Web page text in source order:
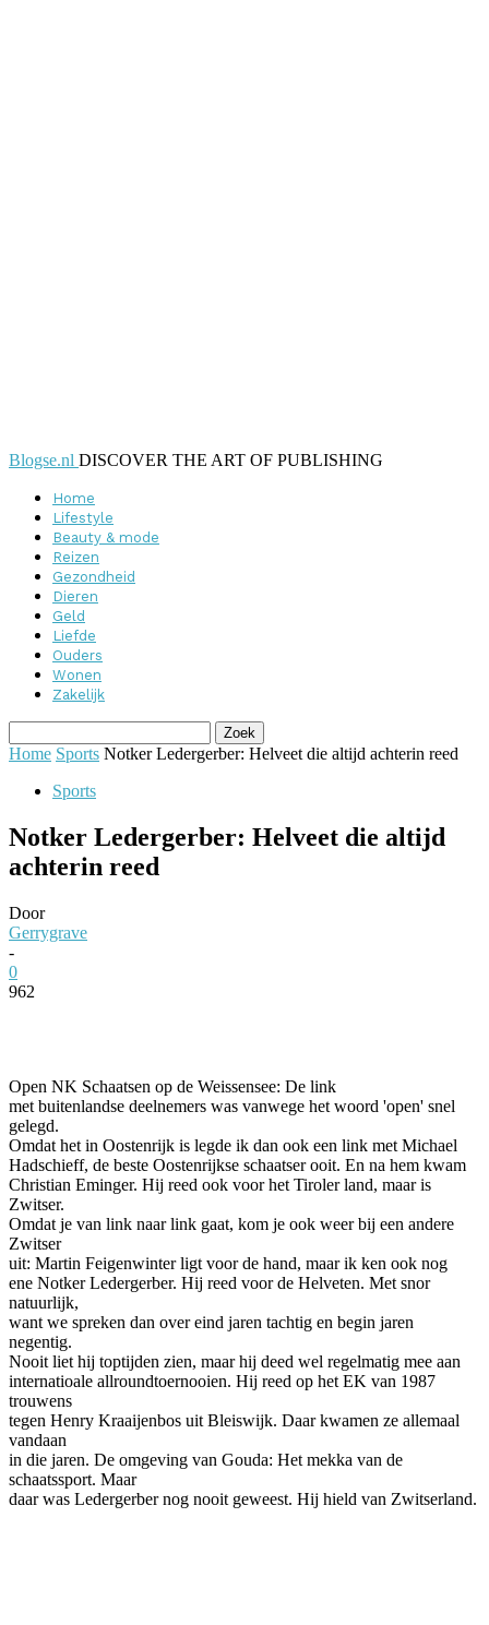
Blogse.nl DISCOVER THE ART OF PUBLISHING
Home
Lifestyle
Beauty & mode
Reizen
Gezondheid
Dieren
Geld
Liefde
Ouders
Wonen
Zakelijk
Home Sports Notker Ledergerber: Helveet die altijd achterin reed
Sports
Notker Ledergerber: Helveet die altijd
achterin reed
Door
Gerrygrave
-
0
962
Open NK Schaatsen op de Weissensee: De link
met buitenlandse deelnemers was vanwege het woord 'open' snel
gelegd.
Omdat het in Oostenrijk is legde ik dan ook een link met Michael
Hadschieff, de beste Oostenrijkse schaatser ooit. En na hem kwam
Christian Eminger. Hij reed ook voor het Tiroler land, maar is
Zwitser.
Omdat je van link naar link gaat, kom je ook weer bij een andere
Zwitser
uit: Martin Feigenwinter ligt voor de hand, maar ik ken ook nog
ene Notker Ledergerber. Hij reed voor de Helveten. Met snor
natuurlijk,
want we spreken dan over eind jaren tachtig en begin jaren
negentig.
Nooit liet hij toptijden zien, maar hij deed wel regelmatig mee aan
internatioale allroundtoernooien. Hij reed op het EK van 1987
trouwens
tegen Henry Kraaijenbos uit Bleiswijk. Daar kwamen ze allemaal
vandaan
in die jaren. De omgeving van Gouda: Het mekka van de
schaatssport. Maar
daar was Ledergerber nog nooit geweest. Hij hield van Zwitserland.